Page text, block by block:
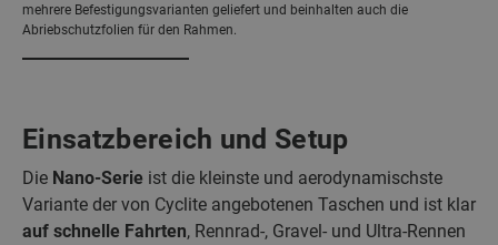
mehrere Befestigungsvarianten geliefert und beinhalten auch die
Abriebschutzfolien für den Rahmen.
Einsatzbereich und Setup
Die Nano-Serie ist die kleinste und aerodynamischste
Variante der von Cyclite angebotenen Taschen und ist klar
auf schnelle Fahrten, Rennrad-, Gravel- und Ultra-Rennen